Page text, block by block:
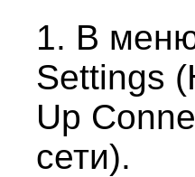
1. В
Settings
Up
сети).